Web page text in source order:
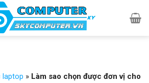
laptop » Làm sao chọn được đơn vị cho